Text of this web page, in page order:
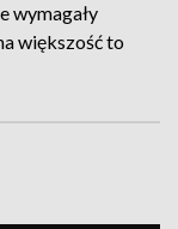
wymagały
większość to